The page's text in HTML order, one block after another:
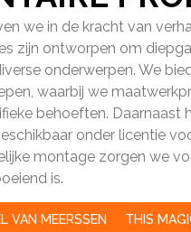
we in de kracht van
zijn ontworpen om
onderwerpen. We
waarbij we
behoeften. Daarnaast
onder licentie
montage zorgen we
is.
VAN MEERSSEN THIS